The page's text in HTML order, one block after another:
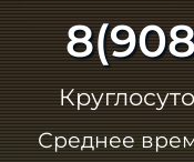
Среднее